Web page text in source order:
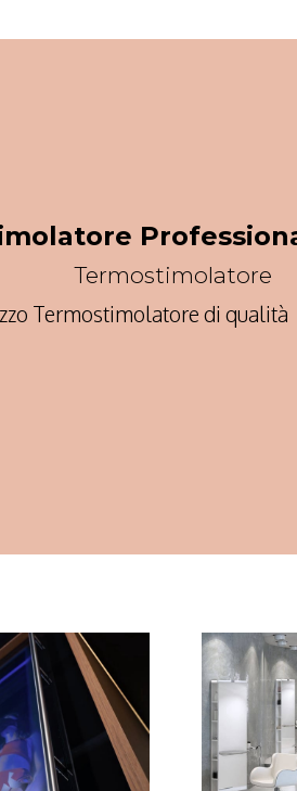
Termostimolatore
Termostimolatore di qualità